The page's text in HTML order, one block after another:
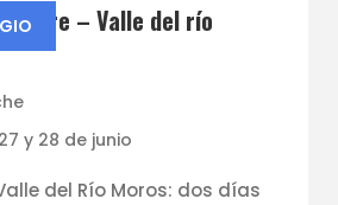
libre – Valle del río
y 28 de junio
del Río Moros: dos días